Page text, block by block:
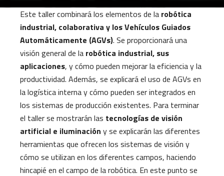
Este taller combinará los elementos de la robótica
industrial, colaborativa y los Vehículos Guiados
Automáticamente (AGVs). Se proporcionará una
visión general de la robótica industrial, sus
aplicaciones, y cómo pueden mejorar la eficiencia y la
productividad. Además, se explicará el uso de AGVs en
la logística interna y cómo pueden ser integrados en
los sistemas de producción existentes. Para terminar
el taller se mostrarán las tecnologías de visión
artificial e iluminación y se explicarán las diferentes
herramientas que ofrecen los sistemas de visión y
cómo se utilizan en los diferentes campos, haciendo
hincapié en el campo de la robótica. En este punto se